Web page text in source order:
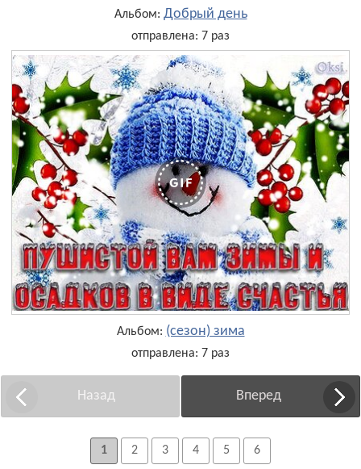
Альбом: Добрый день
отправлена: 7 раз
Альбом: (сезон) зима
отправлена: 7 раз
Назад Вперед
1 2 3 4 5 6